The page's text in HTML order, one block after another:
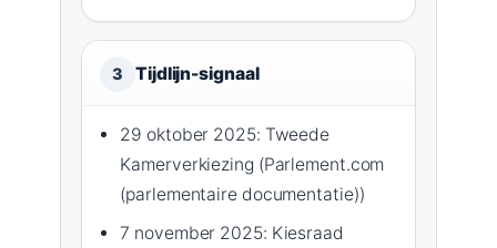
3 Tijdlijn-signaal
29 oktober 2025: Tweede
Kamerverkiezing (Parlement.com
(parlementaire documentatie))
7 november 2025: Kiesraad